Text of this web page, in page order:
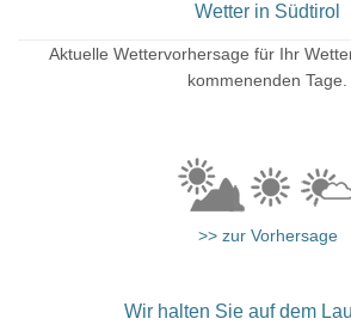
Wetter in Südtirol
Aktuelle Wettervorhersage für Ihr
kommenenden Tage.
>> zur Vorhersage
Wir halten Sie auf dem